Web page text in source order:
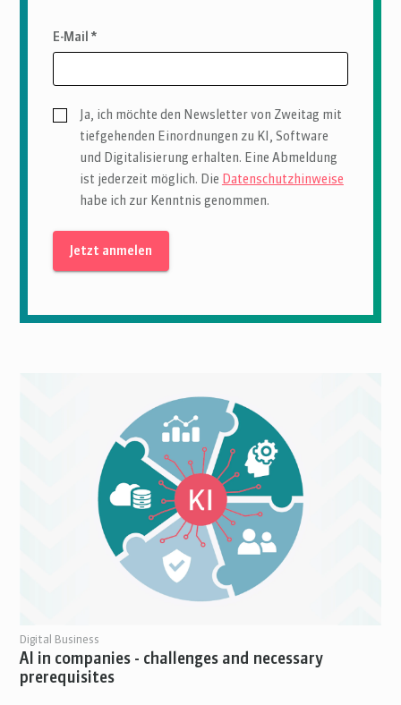
E-Mail *
Ja, ich möchte den Newsletter von Zweitag mit
tiefgehenden Einordnungen zu KI, Software
und Digitalisierung erhalten. Eine Abmeldung
ist jederzeit möglich. Die Datenschutzhinweise
habe ich zur Kenntnis genommen.
Digital Business
AI in companies - challenges and necessary
prerequisites